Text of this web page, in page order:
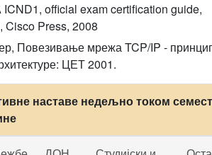
official exam certification guide,
Cisco Press, 2008
Повезивање мрежа TCP/IP -
ЦЕТ 2001.
наставе недељно током